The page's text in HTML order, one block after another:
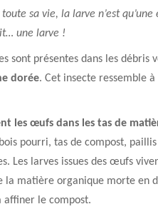
sa vie, la larve n’est
une larve !
sont présentes dans les débris
dorée. Cet insecte ressemble
les œufs dans les tas de
pourri, tas de compost,
Les larves issues des œufs
la matière organique morte en
affiner le compost.